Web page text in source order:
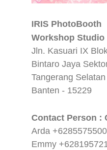
IRIS PhotoBooth
Workshop Studio
Jln. Kasuari IX
Bintaro Jaya
Tangerang Selatan
Banten - 15229
Contact Person :
Arda
Emmy